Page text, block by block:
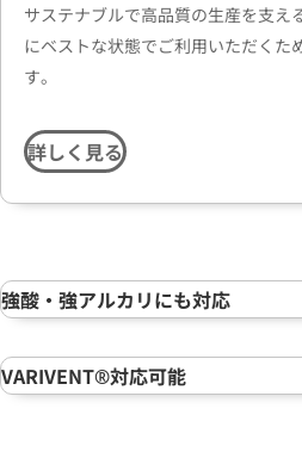
サステナブルで高品質の生産を支え
にベストな状態でご利用いただくた
す。
詳しく見る
強酸・強アルカリにも対応
VARIVENT®対応可能